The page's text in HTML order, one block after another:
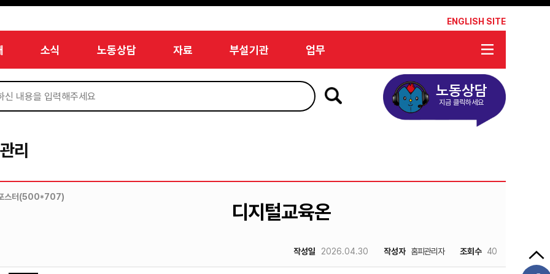
ENGLISH SITE
소식 노동상담 자료 부설기관 업무
노동상담
지금 클릭하세요
리
스터(500*707)
디지털교육온
작성일 2026.04.30 작성자 홈피관리자 조회수 40